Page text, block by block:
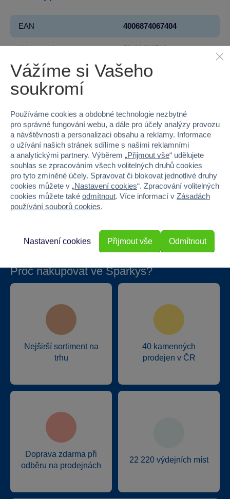
EAN 4006874067404
Kód produktu 50-10436740
Značka SIKU
Věk od
Pohlaví KLUK
Šířka 45.2
Výška 21
Hloubka 24.8
Hmotnost v gramech
Proč nakupovat ve Sparkys?
Nejširší sortiment na
trhu
40 kamenných
prodejen v ČR
Doprava zdarma při
odběru na prodejnách
22 220 výdejních míst
Vážíme si Vašeho
soukromí
Používáme cookies a obdobné technologie nezbytné
pro správné fungování webu, a dále pro účely analýzy provozu
a návštěvnosti a personalizaci obsahu a reklamy. Informace
o užívání našich stránek sdílíme s našimi reklamními
a analytickými partnery. Výběrem „Přijmout vše“ udělujete
souhlas se zpracováním všech volitelných druhů cookies
pro tyto zmíněné účely. Spravovat či blokovat jednotlivé druhy
cookies můžete v „Nastavení cookies“. Zpracování volitelných
cookies můžete také odmítnout. Více informací v Zásadách
používání souborů cookies.
Odmítnout
Nastavení cookies Přijmout vše